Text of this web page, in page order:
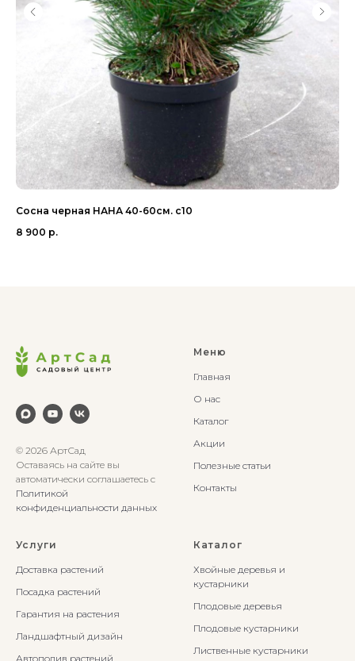
Сосна черная НАНА 40-60см. с10
8 900 р.
© 2026 АртСад
Оставаясь на сайте вы
автоматически соглашаетесь с
Политикой
конфиденциальности данных
Меню
Главная
О нас
Каталог
Акции
Полезные статьи
Контакты
Услуги
Доставка растений
Посадка растений
Гарантия на растения
Ландшафтный дизайн
Автополив растений
Каталог
Хвойные деревья и
кустарники
Плодовые деревья
Плодовые кустарники
Лиственные кустарники